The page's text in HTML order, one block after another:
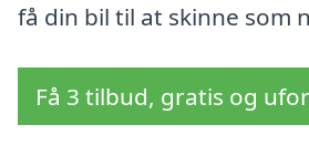
få din bil til at skinne som
Få 3 tilbud, gratis og